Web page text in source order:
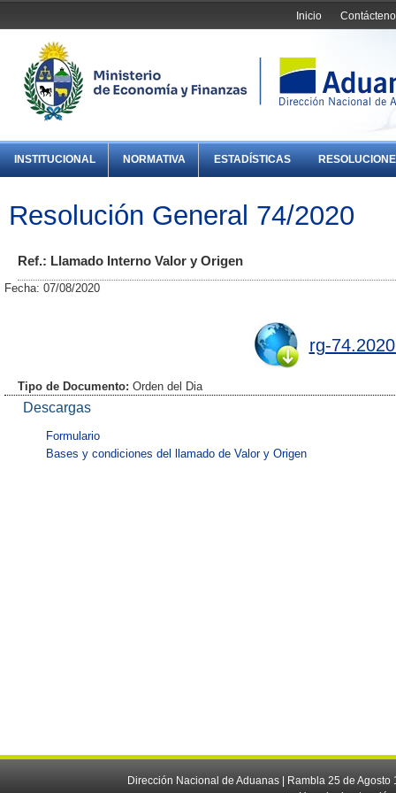
Inicio
INSTITUCIONAL NORMATIVA ESTADÍSTICAS
Resolución General 74/2020
Ref.: Llamado Interno Valor y Origen
Fecha: 07/08/2020
rg-
Tipo de Documento: Orden del Dia
Descargas
Formulario
Bases y condiciones del llamado de Valor y Origen
Dirección Nacional de Aduanas | Rambla 25 de